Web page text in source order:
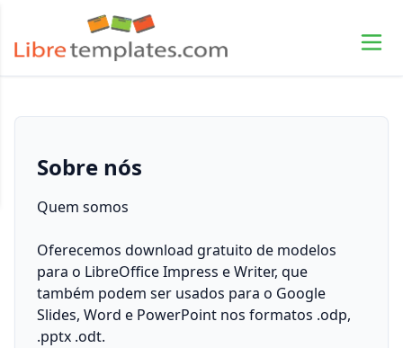
Sobre nós
Quem somos
Oferecemos download gratuito de modelos
para o LibreOffice Impress e Writer, que
também podem ser usados para o Google
Slides, Word e PowerPoint nos formatos .odp,
.pptx .odt.